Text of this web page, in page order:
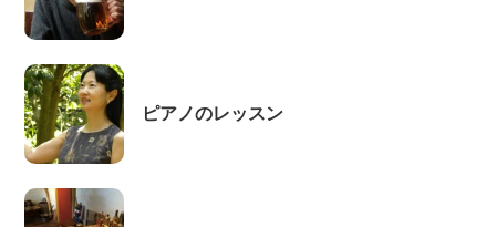
ピアノのレッスン